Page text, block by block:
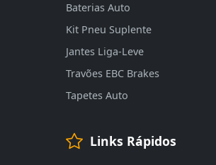
Baterias Auto
Kit Pneu Suplente
Jantes Liga-Leve
Travões EBC Brakes
Tapetes Auto
Links Rápidos